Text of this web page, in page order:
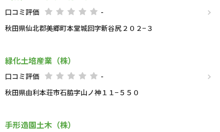
口コミ評価
-
秋田県仙北郡美郷町本堂城回字新谷尻２０２−３
緑化土培産業（株）
口コミ評価
-
秋田県由利本荘市石脇字山ノ神１１−５５０
手形造園土木（株）